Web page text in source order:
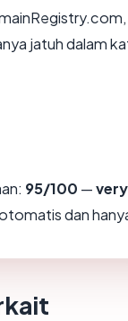
jatuh dalam
95/100 —
dan